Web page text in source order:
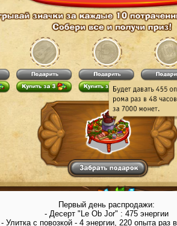
Первый день распродажи:
- Десерт "Le Ob Jor" : 475 энергии
- Улитка с повозкой - 4 энергии, 220 опыта раз